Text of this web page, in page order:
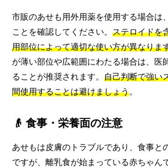
市販のあせも用外用薬を使用する場合は
ことを確認してください。 ステロイドを
用部位によって適切な使い方が異なりま
が薄い部位や広範囲にわたる場合は、医
ることが推奨されます。 自己判断で強い
間使用することは避けましょう。
👴 食事・栄養面の注意
あせもは皮膚のトラブルであり、食事と
ですが、離乳食が始まっている赤ちゃん